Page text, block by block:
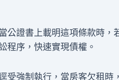
公證書上載明這項條款時，
程序，快速實現債權。
受強制執行，當房客欠租時